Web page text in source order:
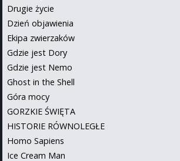
Drugie życie
Dzień objawienia
Ekipa zwierzaków
Gdzie jest Dory
Gdzie jest Nemo
Ghost in the Shell
Góra mocy
GORZKIE ŚWIĘTA
HISTORIE RÓWNOLEGŁE
Homo Sapiens
Ice Cream Man